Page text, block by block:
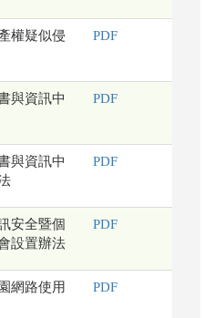
權疑似侵
PDF
與資訊中
PDF
與資訊中
PDF
安全暨個
設置辦法
PDF
網路使用
PDF